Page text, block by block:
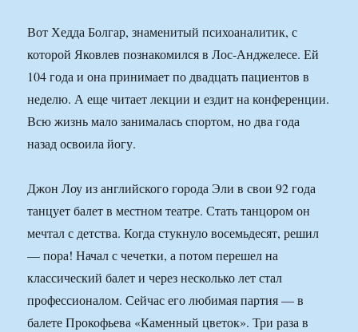
Вот Хедда Болгар, знаменитый психоаналитик, с
которой Яковлев познакомился в Лос-Анджелесе. Ей
104 года и она принимает по двадцать пациентов в
неделю. А еще читает лекции и ездит на конференции.
Всю жизнь мало занималась спортом, но два года
назад освоила йогу.
Джон Лоу из английского города Эли в свои 92 года
танцует балет в местном театре. Стать танцором он
мечтал с детства. Когда стукнуло восемьдесят, решил
— пора! Начал с чечетки, а потом перешел на
классический балет и через несколько лет стал
профессионалом. Сейчас его любимая партия — в
балете Прокофьева «Каменный цветок». Три раза в